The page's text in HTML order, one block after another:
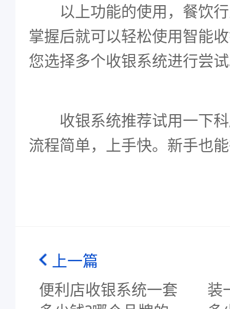
以上功能的使用，餐饮行
掌握后就可以轻松使用智能
您选择多个收银系统进行尝
收银系统推荐试用一下科
流程简单，上手快。新手也
上一篇
便利店收银系统一套
装